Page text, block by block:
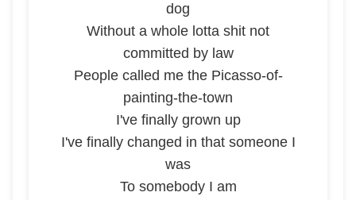
dog
Without a whole lotta shit not
committed by law
People called me the Picasso-of-
painting-the-town
I've finally grown up
I've finally changed in that someone I
was
To somebody I am